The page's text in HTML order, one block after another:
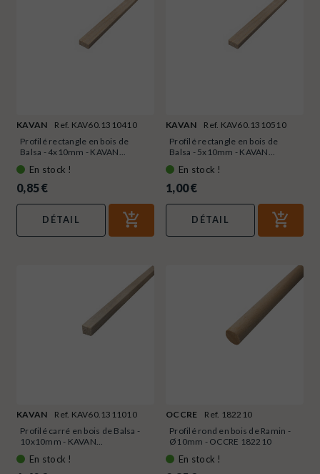
KAVAN
Ref. KAV60.1310410
Profilé rectangle en bois de
Balsa - 4x10mm - KAVAN...
En stock !
0,85 €
DÉTAIL
KAVAN
Ref. KAV60.1310510
Profilé rectangle en bois de
Balsa - 5x10mm - KAVAN...
En stock !
1,00 €
DÉTAIL
KAVAN
Ref. KAV60.1311010
Profilé carré en bois de Balsa -
10x10mm - KAVAN...
En stock !
OCCRE
Ref. 182210
Profilé rond en bois de Ramin -
Ø10mm - OCCRE 182210
En stock !